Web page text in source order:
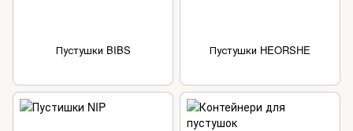
Пустушки BIBS Пустушки HEORSHE